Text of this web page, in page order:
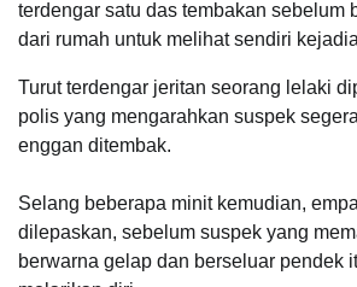
terdengar satu das tembakan sebelum
dari rumah untuk melihat sendiri
Turut terdengar jeritan seorang lelaki
polis yang mengarahkan suspek
enggan ditembak.
Selang beberapa minit kemudian,
dilepaskan, sebelum suspek yang
berwarna gelap dan berseluar pendek